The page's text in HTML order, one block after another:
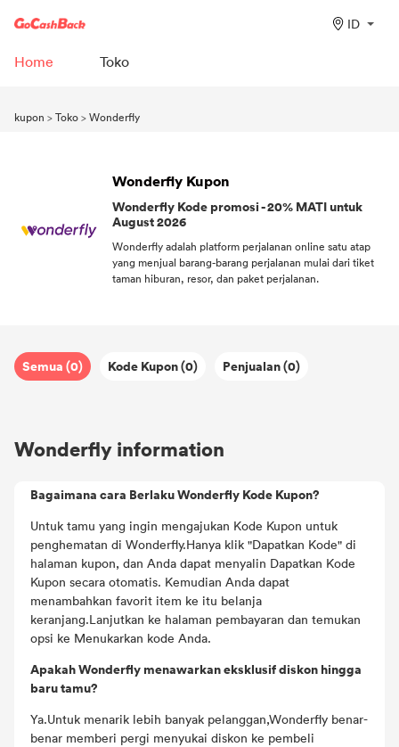
ID
Home Toko
kupon >Toko>Wonderfly
Wonderfly Kupon
Wonderfly Kode promosi - 20% MATI untuk
August 2026
Wonderfly adalah platform perjalanan online satu atap
yang menjual barang-barang perjalanan mulai dari tiket
taman hiburan, resor, dan paket perjalanan.
Semua (0) Kode Kupon (0) Penjualan (0)
Wonderfly information
Bagaimana cara Berlaku Wonderfly Kode Kupon?
Untuk tamu yang ingin mengajukan Kode Kupon untuk
penghematan di Wonderfly.Hanya klik "Dapatkan Kode" di
halaman kupon, dan Anda dapat menyalin Dapatkan Kode
Kupon secara otomatis. Kemudian Anda dapat
menambahkan favorit item ke itu belanja
keranjang.Lanjutkan ke halaman pembayaran dan temukan
opsi ke Menukarkan kode Anda.
Apakah Wonderfly menawarkan eksklusif diskon hingga
baru tamu?
Ya.Untuk menarik lebih banyak pelanggan,Wonderfly benar-
benar memberi pergi menyukai diskon ke pembeli